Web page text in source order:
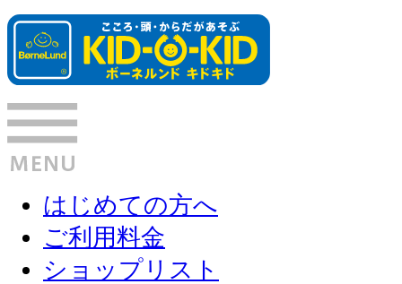
はじめての方へ
ご利用料金
ショップリスト